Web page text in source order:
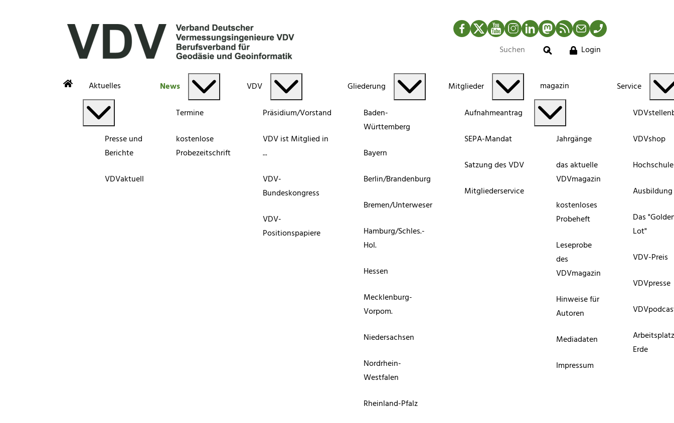
Facebook
TwitterYouTubeInstagram
LinkedInMastodonRSS-Newsfeed
MailTelefon
Suche
Login
Aktuelles
Presse und
Berichte
VDVaktuell
News
Termine
kostenlose
Probezeitschrift
VDV
Präsidium/Vorstand
VDV ist Mitglied in
...
VDV-
Bundeskongress
VDV-
Positionspapiere
Gliederung
Baden-
Württemberg
Bayern
Berlin/Brandenburg
Bremen/Unterweser
Hamburg/Schles.-
Hol.
Hessen
Mecklenburg-
Vorpom.
Niedersachsen
Nordrhein-
Westfalen
Rheinland-Pfalz
Mitglieder
Aufnahmeantrag
SEPA-Mandat
Satzung des VDV
Mitgliederservice
magazin
Jahrgänge
das aktuelle
VDVmagazin
kostenloses
Probeheft
Leseprobe
des
VDVmagazin
Hinweise für
Autoren
Mediadaten
Impressum
Service
VDVshop
Ausbildung
Das
Lot"
VDV-Preis
VDVpresse
Erde